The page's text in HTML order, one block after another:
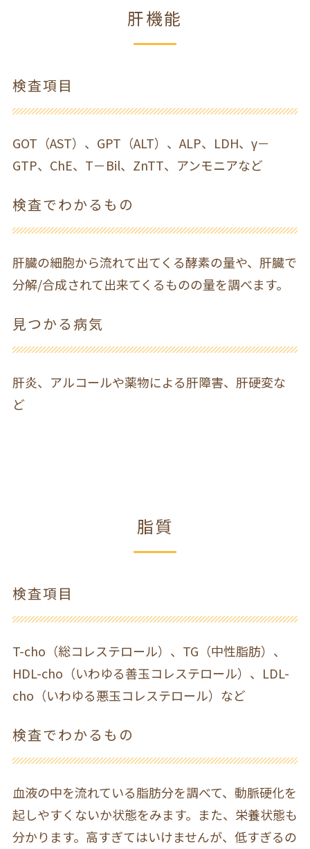
肝機能
検査項目
GOT（AST）、GPT（ALT）、ALP、LDH、γ－
GTP、ChE、T－Bil、ZnTT、アンモニアなど
検査でわかるもの
肝臓の細胞から流れて出てくる酵素の量や、肝臓で
分解/合成されて出来てくるものの量を調べます。
見つかる病気
肝炎、アルコールや薬物による肝障害、肝硬変な
ど
脂質
検査項目
T-cho（総コレステロール）、TG（中性脂肪）、
HDL-cho（いわゆる善玉コレステロール）、LDL-
cho（いわゆる悪玉コレステロール）など
検査でわかるもの
血液の中を流れている脂肪分を調べて、動脈硬化を
起しやすくないか状態をみます。また、栄養状態も
分かります。高すぎてはいけませんが、低すぎるの